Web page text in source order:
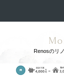
Renosのリ